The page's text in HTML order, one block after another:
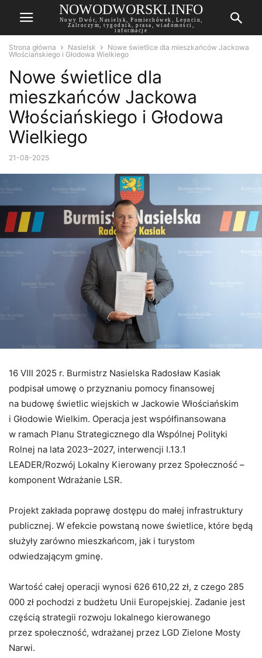
NOWODWORSKI.INFO
Nowy Dwór, Nasielsk, Pomiechówek, Leoncin,
Zalroczym, tygodnik, prasa, wiadomości,
informacje
Strona główna Nasielsk
Nowe świetlice dla mieszkańców Jackowa
Włościańskiego i Głodowa Wielkiego
Nowe świetlice dla
mieszkańców Jackowa
Włościańskiego i Głodowa
Wielkiego
21-08-2025
16 VIII 2025 r. Burmistrz Nasielska Radosław Kasiak
podpisał umowę o przyznaniu pomocy finansowej
na budowę świetlic wiejskich w Jackowie Włościańskim
i Głodowie Wielkim. Operacja jest współfinansowana
w ramach Planu Strategicznego dla Wspólnej Polityki
Rolnej na lata 2023–2027, interwencji I.13.1
LEADER/Rozwój Lokalny Kierowany przez Społeczność –
komponent Wdrażanie LSR.
Projekt zakłada poprawę dostępu do małej infrastruktury
publicznej. W efekcie powstaną nowe świetlice, które będą
służyły zarówno mieszkańcom, jak i turystom
odwiedzającym gminę.
Wartość całej operacji wynosi 626 610,22 zł, z czego 285
000 zł pochodzi z budżetu Unii Europejskiej. Zadanie jest
częścią strategii rozwoju lokalnego kierowanego
przez społeczność, wdrażanej przez LGD Zielone Mosty
Narwi.